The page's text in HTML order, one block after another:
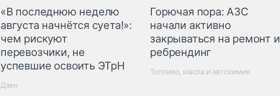
«В последнюю неделю
августа начнётся суета!»:
чем рискуют
перевозчики, не
успевшие освоить ЭТрН
Дзен
Горючая пора: АЗС
начали активно
закрываться на ремонт и
ребрендинг
Топливо, масла и автохимия